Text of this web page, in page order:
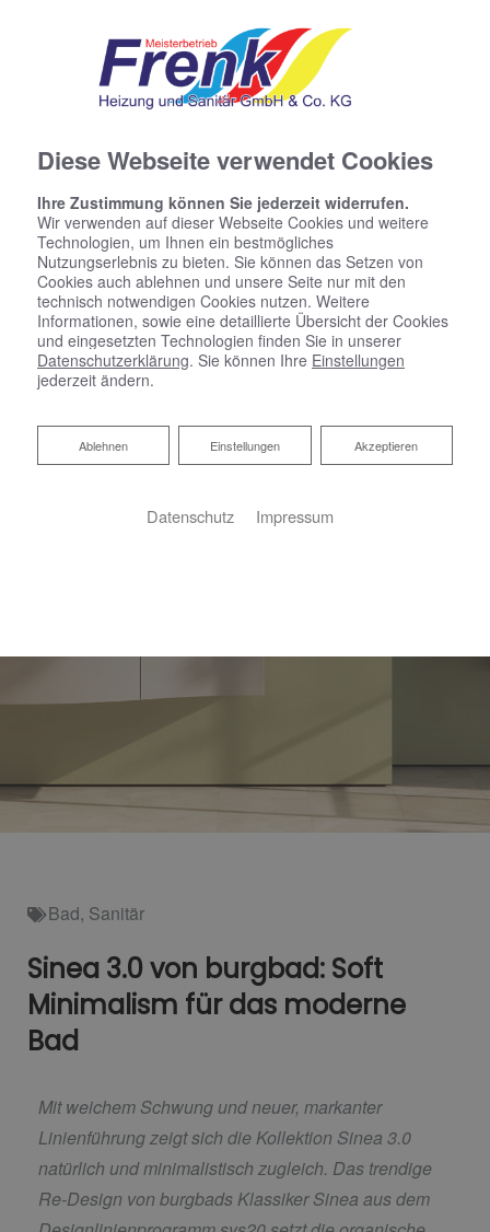
Bad, Sanitär
Sinea 3.0 von burgbad: Soft
Minimalism für das moderne
Bad
Mit weichem Schwung und neuer, markanter
Linienführung zeigt sich die Kollektion Sinea 3.0
natürlich und minimalistisch zugleich. Das trendige
Re-Design von burgbads Klassiker Sinea aus dem
Diese Webseite verwendet Cookies
Ihre Zustimmung können Sie jederzeit widerrufen.
Wir verwenden auf dieser Webseite Cookies und weitere
Technologien, um Ihnen ein bestmögliches
Nutzungserlebnis zu bieten. Sie können das Setzen von
Cookies auch ablehnen und unsere Seite nur mit den
technisch notwendigen Cookies nutzen. Weitere
Informationen, sowie eine detaillierte Übersicht der Cookies
und eingesetzten Technologien finden Sie in unserer
Datenschutzerklärung. Sie können Ihre Einstellungen
jederzeit ändern.
Akzeptieren
Einstellungen
Ablehnen
Ablehnen
Datenschutz Impressum